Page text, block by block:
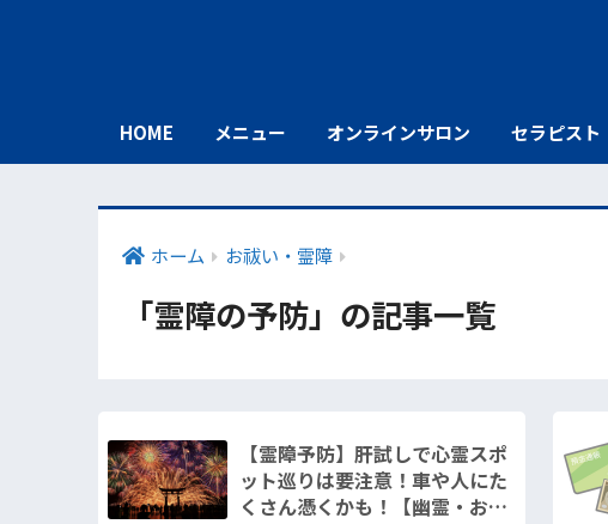
HOME メニュー オンラインサロン セラピスト
ホーム お祓い・霊障
「霊障の予防」の記事一覧
【霊障予防】肝試しで心霊スポ
ット巡りは要注意！車や人にた
くさん憑くかも！【幽霊・お化